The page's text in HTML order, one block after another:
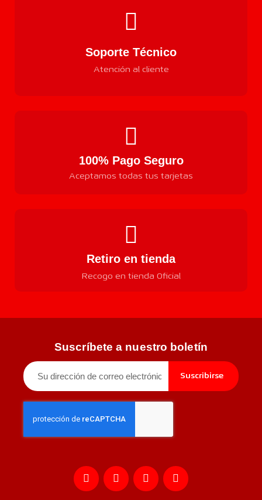
Soporte Técnico
Atención al cliente
100% Pago Seguro
Aceptamos todas tus tarjetas
Retiro en tienda
Recogo en tienda Oficial
Suscríbete a nuestro boletín
Suscribirse